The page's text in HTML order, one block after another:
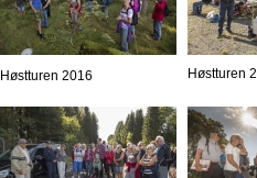
Høstturen 2016 Høstturen